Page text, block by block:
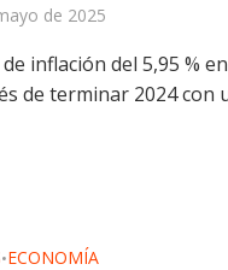
de 2025
inflación del 5,95 %
de terminar 2024 con
•ECONOMÍA